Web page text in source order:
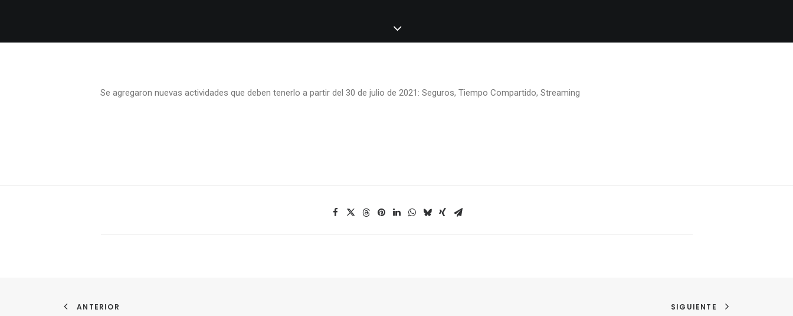
Se agregaron nuevas actividades que deben tenerlo a partir del 30 de julio de 2021: Seguros, Tiempo Compartido, Streaming
ANTERIOR SIGUIENTE